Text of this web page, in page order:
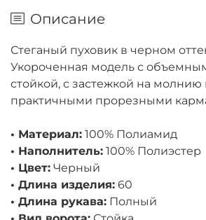
Описание
Стеганый пуховик в черном
Укороченная модель с
стойкой, с застежкой на молнию
практичными прорезными
• Материал: 100% Полиамид
• Наполнитель: 100% Полиэстер
• Цвет: Черный
• Длина изделия: 60
• Длина рукава: Полный